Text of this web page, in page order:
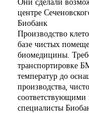
центре
Биобанк
Производство
базе чистых
биомедицины.
транспортировке
температур до
производства,
соответствующими
специалисты